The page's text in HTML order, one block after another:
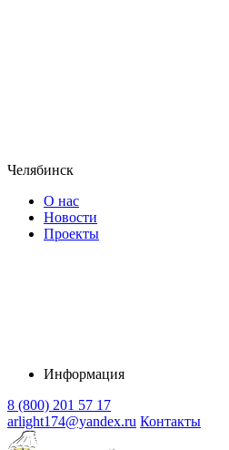
Челябинск
О нас
Новости
Проекты
Информация
8 (800) 201 57 17
arlight174@yandex.ru Контакты